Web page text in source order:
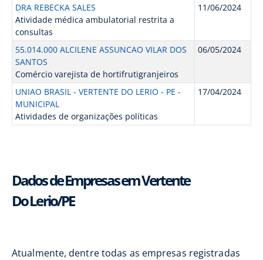
DRA REBECKA SALES
Atividade médica ambulatorial restrita a
consultas
11/06/2024
55.014.000 ALCILENE ASSUNCAO VILAR DOS
SANTOS
Comércio varejista de hortifrutigranjeiros
06/05/2024
UNIAO BRASIL - VERTENTE DO LERIO - PE -
MUNICIPAL
Atividades de organizações políticas
17/04/2024
Dados de Empresas em Vertente
Do Lerio/PE
Atualmente, dentre todas as empresas registradas